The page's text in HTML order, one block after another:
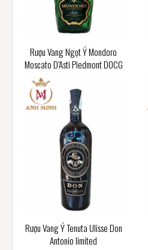
Rượu Vang Ngọt Ý Mondoro
Moscato D’Asti Piedmont DOCG
Rượu Vang Ý Tenuta Ulisse Don
Antonio limited